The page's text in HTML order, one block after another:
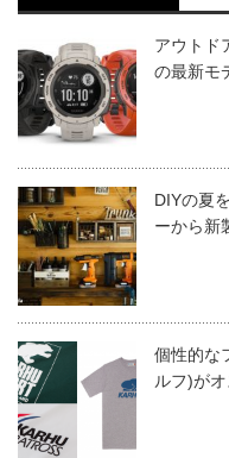
アウトド
の最新モ
DIYの夏
ーから新
個性的な
ルフ)が